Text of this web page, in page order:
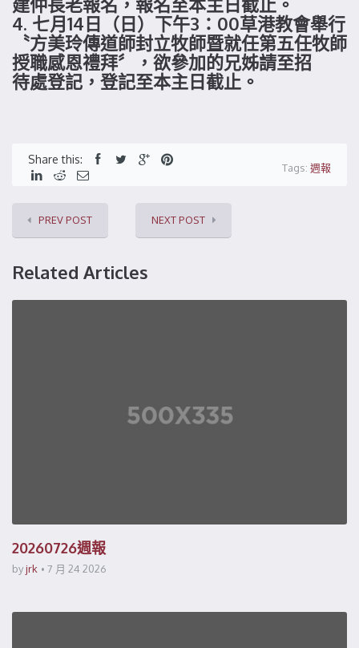
4. 七月14日（日）下午3：00草港教會舉行
〝方美玲傳道師封立牧師暨就任第五任牧師
授職感恩禮拜〞，欲參加的兄姊請至招
待處登記，登記至本主日截止。
Share this:
Tags: 週報
PREV POST NEXT POST
Related Articles
20260726週報
byjrk 7 月 24 2026